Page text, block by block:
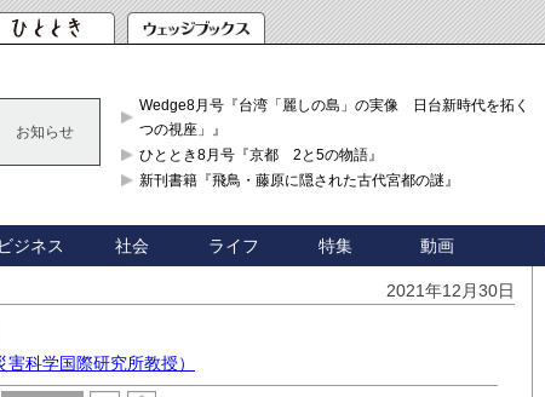
お知らせ
Wedge8月号『台湾「麗しの島」の実像 日台新時代を拓く「3
つの視座」』
ひととき8月号『京都 2と5の物語』
新刊書籍『飛鳥・藤原に隠された古代宮都の謎』
ビジネス 社会 ライフ 特集 動画
2021年12月30日
科学国際研究所教授）